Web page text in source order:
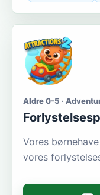
Aldre 0-5 ·
Vores
vores